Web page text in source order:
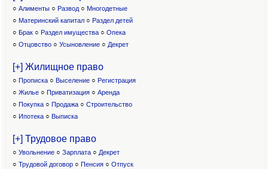
○ Алименты ○ Развод ○ Многодетные
○ Материнский капитал○ Раздел детей
○ Брак ○ Раздел имущества ○ Опека
○ Отцовство○ Усыновление ○ Декрет
[+] Жилищное право
○ Прописка ○ Выселение ○ Регистрация
○ Жилье ○ Приватизация ○ Аренда
○ Покупка ○ Продажа ○ Строительство
○ Ипотека ○ Выписка
[+] Трудовое право
○ Увольнение ○ Зарплата ○ Декрет
○ Трудовой договор ○ Пенсия ○ Отпуск